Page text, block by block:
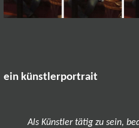
ein künstlerportrait
Als Künstler tätig zu sein,